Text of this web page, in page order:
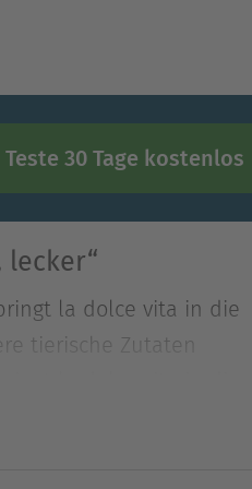
Teste 30 Tage kostenlos
la dolce vita in die
tierische Zutaten
tierische Zutaten, laden